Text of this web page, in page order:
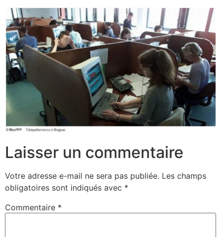
Laisser un commentaire
Votre adresse e-mail ne sera pas publiée. Les champs
obligatoires sont indiqués avec *
Commentaire *